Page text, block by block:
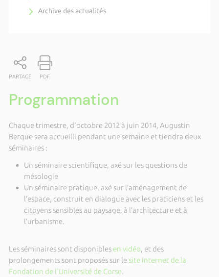
Archive des actualités
PARTAGE PDF
Programmation
Chaque trimestre, d'octobre 2012 à juin 2014, Augustin
Berque sera accueilli pendant une semaine et tiendra deux
séminaires :
Un séminaire scientifique, axé sur les questions de
mésologie
Un séminaire pratique, axé sur l’aménagement de
l’espace, construit en dialogue avec les praticiens et les
citoyens sensibles au paysage, à l’architecture et à
l’urbanisme.
Les séminaires sont disponibles en vidéo, et des
prolongements sont proposés sur le site internet de la
Fondation de l'Université de Corse.